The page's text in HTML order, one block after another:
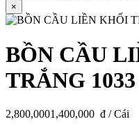
×
BỒN CẦU
TRẮNG 1033
2,800,0001,400,000 đ / Cái